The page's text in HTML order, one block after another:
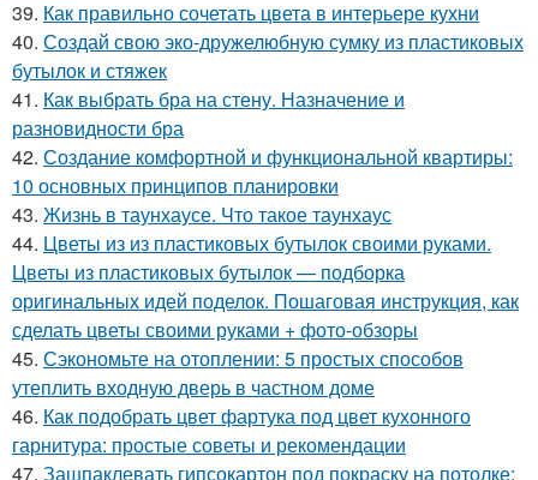
39. Как правильно сочетать цвета в интерьере кухни
40. Создай свою эко-дружелюбную сумку из пластиковых
бутылок и стяжек
41. Как выбрать бра на стену. Назначение и
разновидности бра
42. Создание комфортной и функциональной квартиры:
10 основных принципов планировки
43. Жизнь в таунхаусе. Что такое таунхаус
44. Цветы из из пластиковых бутылок своими руками.
Цветы из пластиковых бутылок — подборка
оригинальных идей поделок. Пошаговая инструкция, как
сделать цветы своими руками + фото-обзоры
45. Сэкономьте на отоплении: 5 простых способов
утеплить входную дверь в частном доме
46. Как подобрать цвет фартука под цвет кухонного
гарнитура: простые советы и рекомендации
47. Зашпаклевать гипсокартон под покраску на потолке: